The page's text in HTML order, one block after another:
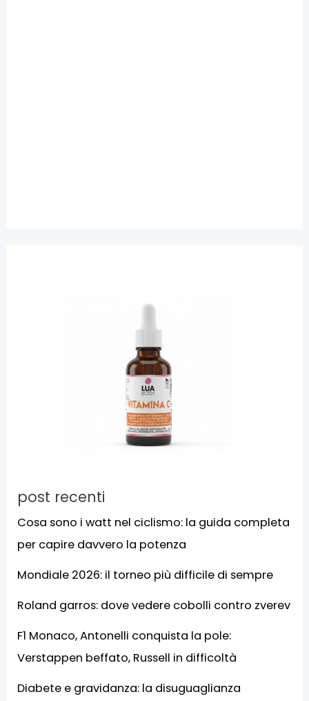
post recenti
Cosa sono i watt nel ciclismo: la guida completa
per capire davvero la potenza
Mondiale 2026: il torneo più difficile di sempre
Roland garros: dove vedere cobolli contro zverev
F1 Monaco, Antonelli conquista la pole:
Verstappen beffato, Russell in difficoltà
Diabete e gravidanza: la disuguaglianza